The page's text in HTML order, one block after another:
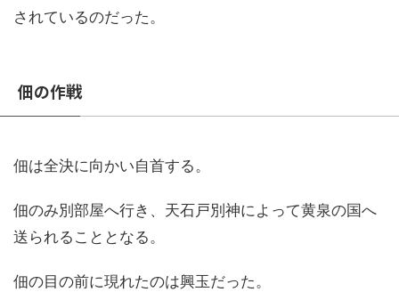
されているのだった。
佃の作戦
佃は全決に向かい自首する。
佃のみ別部屋へ行き、天石戸別神によって黄泉の国へ
送られることとなる。
佃の目の前に現れたのは興玉だった。